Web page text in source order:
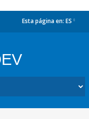
Esta página en: ES